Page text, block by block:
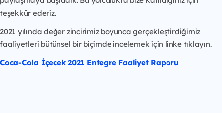
teşekkür ederiz.
2021 yılında değer zincirimiz boyunca gerçekleştirdiğimiz
faaliyetleri bütünsel bir biçimde incelemek için linke tıklayın.
Coca-Cola İçecek 2021 Entegre Faaliyet Raporu